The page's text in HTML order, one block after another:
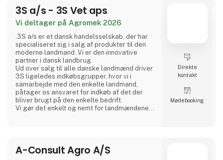
kombineret med kraften for, at dette aldrig
bliver e
3S a/s - 3S Vet aps
Vi deltager på Agromek 2026
.3S a/s er et dansk handelsselskab, der har
specialiseret sig i salg af produkter til den
moderne landmand. Vi er den innovative
partner i dansk landbrug.
Ud over salg til alle danske landmænd driver
3S ligeledes indkøbsgrupper, hvor vi i
samarbejde med den enkelte landmand,
påtager os ansvaret for indkøb af det der
bliver brugt på den enkelte bedrift.
Vi gør det enkelt og nemt for landmændene
Aps.
Direkte
kontakt
Møde­booking
A-Consult Agro A/S